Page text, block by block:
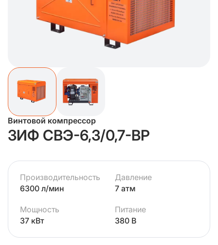
Винтовой компрессор
ЗИФ СВЭ-6,3/0,7-ВР
Производительность
6300 л/мин
Давление
7 атм
Мощность
37 кВт
Питание
380 В